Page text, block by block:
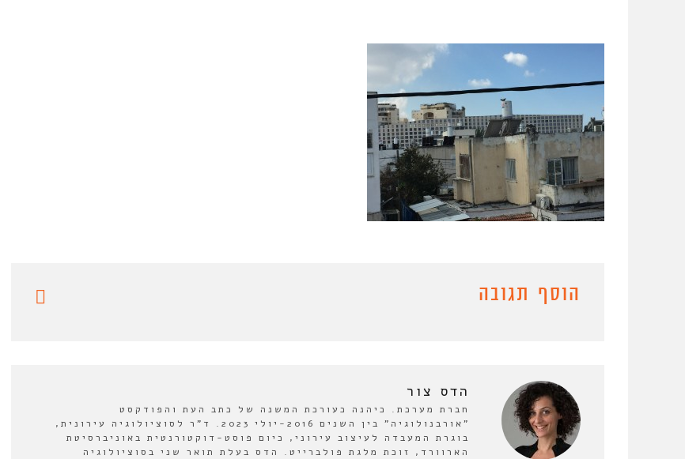
הוסף תגובה
הדס צור
חברת מערכת. כיהנה כעורכת המשנה של כתב העת והפודקסט
"אורבנולוגיה" בין השנים 2016-יולי 2023. ד"ר לסוציולוגיה עירונית,
בוגרת המעבדה לעיצוב עירוני, כיום פוסט-דוקטורנטית באוניברסיטת
הארוורד, זוכת מלגת פולברייט. הדס בעלת תואר שני בסוציולוגיה